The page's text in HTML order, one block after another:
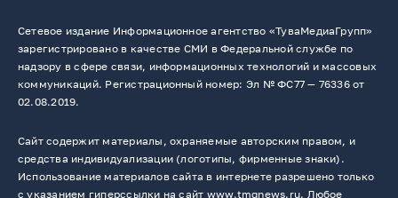
Сетевое издание Информационное агентство «ТуваМедиаГрупп»
зарегистрировано в качестве СМИ в Федеральной службе по
надзору в сфере связи, информационных технологий и массовых
коммуникаций. Регистрационный номер: Эл № ФС77 — 76336 от
02.08.2019.
Сайт содержит материалы, охраняемые авторским правом, и
средства индивидуализации (логотипы, фирменные знаки).
Использование материалов сайта в интернете разрешено только
с указанием гиперссылки на сайт www.tmgnews.ru. Любое